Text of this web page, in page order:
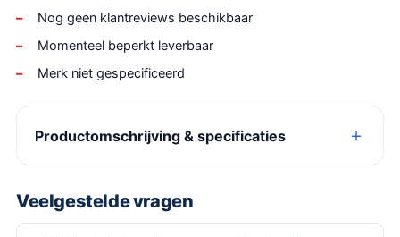
Nog geen klantreviews beschikbaar
Momenteel beperkt leverbaar
Merk niet gespecificeerd
Productomschrijving & specificaties
Veelgestelde vragen